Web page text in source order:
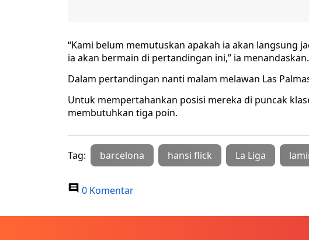
“Kami belum memutuskan apakah ia akan langsung
ia akan bermain di pertandingan ini,” ia menandaskan.
Dalam pertandingan nanti malam melawan Las
Untuk mempertahankan posisi mereka di puncak
membutuhkan tiga poin.
Tag: barcelona hansi flick La Liga
0 Komentar